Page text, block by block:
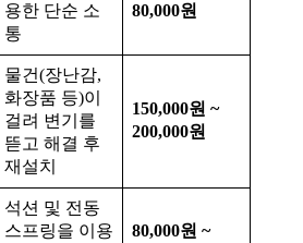
용한 단순 소
통
80,000원
물건(장난감,
화장품 등)이
걸려 변기를
뜯고 해결 후
재설치
150,000원 ~
200,000원
석션 및 전동
스프링을 이용
80,000원 ~